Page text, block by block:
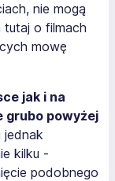
nie mogą
tutaj o filmach
mowę
jak i na
grubo powyżej
jednak
kilku -
podobnego